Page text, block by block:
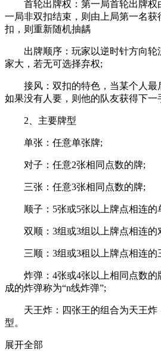
首轮出牌权：第一局首轮出牌权
一局非双扣结束，则由上局第一名获
扣，则重新随机抽龋
出牌顺序：玩家以逆时针方向轮
家大，若无可选择弃权;
接风：双扣的特色，当某个人最
如果没有人要，则他的队友获得下一
2、主要牌型
单张：任意单张牌;
对子：任意2张相同点数的牌;
三张：任意3张相同点数的牌;
顺子：5张或5张以上牌点相连的
双顺：3组或3组以上牌点相连的
三顺：3组或3租以上牌点相连的
炸弹：4张或4张以上相同点数的
成的炸弹称为“n线炸弹”;
天王炸：四张王的组合为天王炸
型。
展开全部